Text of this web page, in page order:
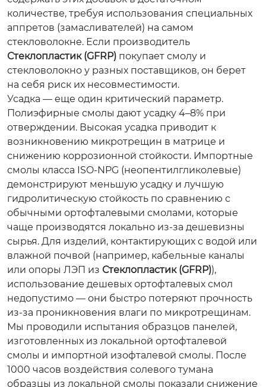
количестве, требуя использования специальных
аппретов (замасливателей) на самом
стекловолокне. Если производитель
Стеклопластик (GFRP) покупает смолу и
стекловолокно у разных поставщиков, он берет
на себя риск их несовместимости.
Усадка — еще один критический параметр.
Полиэфирные смолы дают усадку 4–8% при
отверждении. Высокая усадка приводит к
возникновению микротрещин в матрице и
снижению коррозионной стойкости. Импортные
смолы класса ISO-NPG (неопентилгликолевые)
демонстрируют меньшую усадку и лучшую
гидролитическую стойкость по сравнению с
обычными ортофталевыми смолами, которые
чаще производятся локально из-за дешевизны
сырья. Для изделий, контактирующих с водой или
влажной почвой (например, кабельные каналы
или опоры ЛЭП из Стеклопластик (GFRP)),
использование дешевых ортофталевых смол
недопустимо — они быстро потеряют прочность
из-за проникновения влаги по микротрещинам.
Мы проводили испытания образцов панелей,
изготовленных из локальной ортофталевой
смолы и импортной изофталевой смолы. После
1000 часов воздействия солевого тумана
образцы из локальной смолы показали снижение